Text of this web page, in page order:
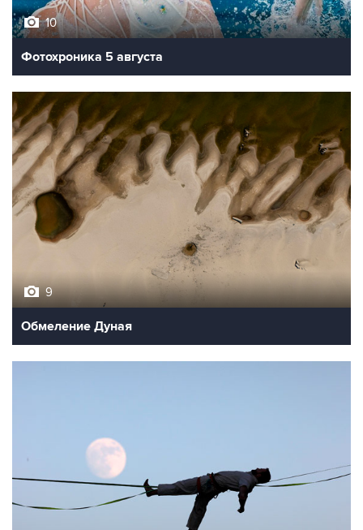
10
Фотохроника 5 августа
9
Обмеление Дуная